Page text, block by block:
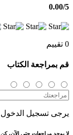
0.00/5
0 تقييم
قم بمراجعة الكتاب
يرجى تسجيل
لا يوجد مراجعات حتى الآن،